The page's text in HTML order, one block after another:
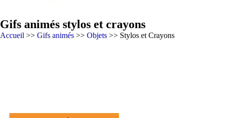
Gifs animés stylos et crayons
Accueil >> Gifs animés >> Objets >> Stylos et Crayons